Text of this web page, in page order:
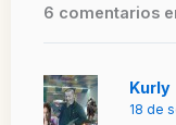
6 comentarios
Kurly
18 de